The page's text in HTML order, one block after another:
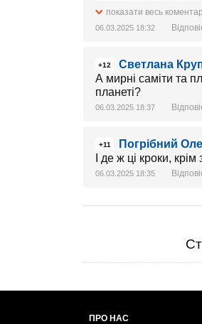
показати весь коментар
06.03.2025 18:32
+12
Светлана
А мирні саміти та
планеті?
06.03.2025 18:37
+11
Погрібний
І де ж ці кроки,
06.03.2025 18:35
ПРО НАС